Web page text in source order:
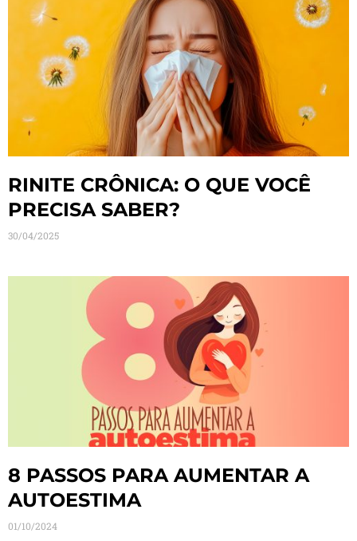
RINITE CRÔNICA: O QUE VOCÊ
PRECISA SABER?
30/04/2025
8 PASSOS PARA AUMENTAR A
AUTOESTIMA
01/10/2024